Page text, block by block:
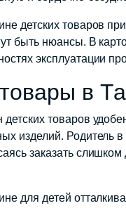
детских товаров
быть нюансы. В
эксплуатации
в
детских товаров
изделий. Родитель
заказать
для детей